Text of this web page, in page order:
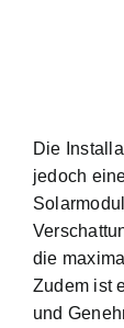
Die
jedoch
die
Zudem ist
und